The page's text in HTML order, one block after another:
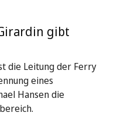
gibt
die Leitung der Ferry
eines
Hansen die